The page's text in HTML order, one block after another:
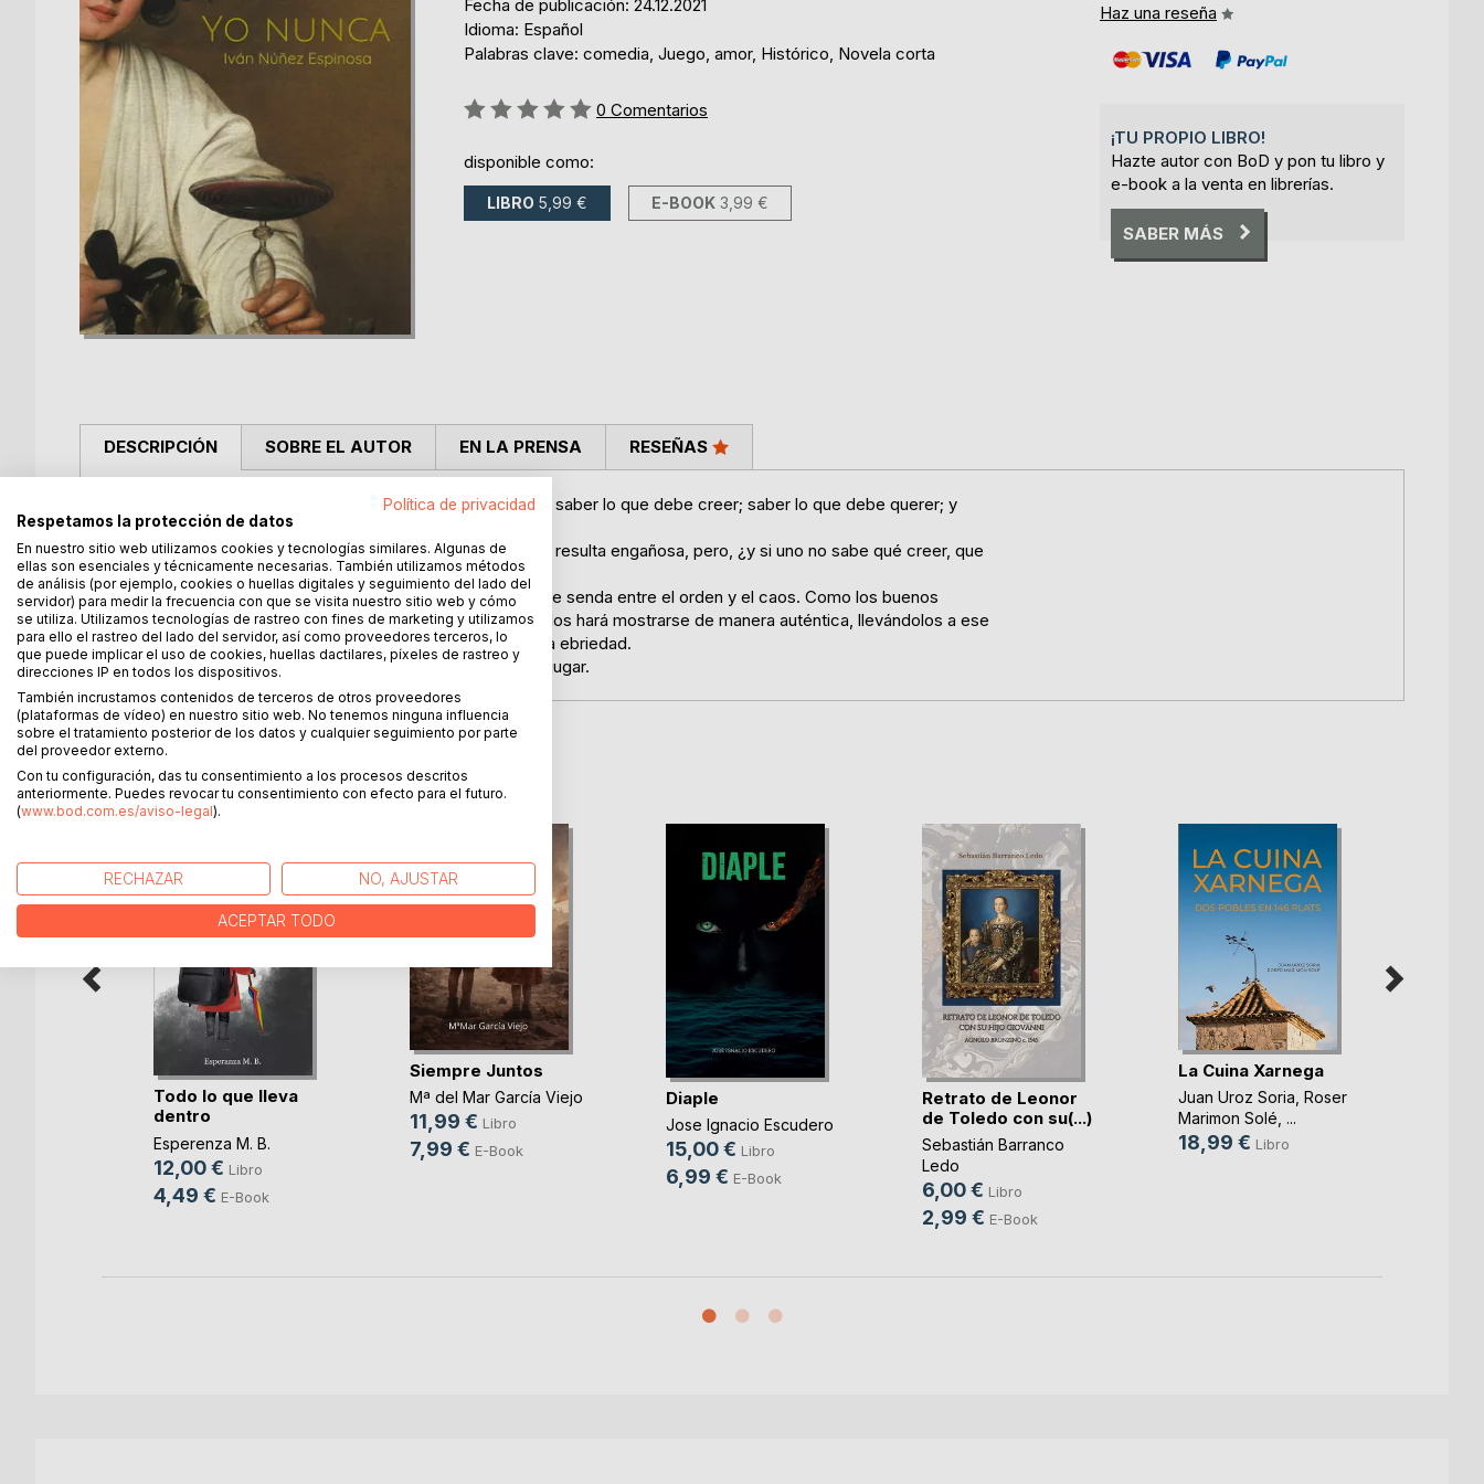
Fecha de publicación: 24.12.2021
Idioma: Español
Palabras clave: comedia, Juego, amor, Histórico, Novela corta
Rating:
0 Comentarios
disponible como:
LIBRO 5,99 € E-BOOK 3,99 €
Haz una reseña
¡TU PROPIO LIBRO!
Hazte autor con BoD y pon tu libro y
e-book a la venta en librerías.
SABER MÁS
DESCRIPCIÓN
«Tres cosas son necesarias para la salvación del hombre: saber lo que debe creer; saber lo que debe querer; y
saber lo que debe hacer».
La sentencia de santo Tomás es clara, pero no simple; no resulta engañosa, pero, ¿y si uno no sabe qué creer, que
querer o qué hacer?
Entre el día y la noche se mueve este cuento, en la sublime senda entre el orden y el caos. Como los buenos
juegos, el 'Yo Nunca' quitará el velo a sus participantes y los hará mostrarse de manera auténtica, llevándolos a ese
estado donde no se sabe si la redención será superior a la ebriedad.
Ya se sabe: jugar sin entusiasmo, jugar sin apostar, no es jugar.
SOBRE EL AUTOR EN LA PRENSA RESEÑAS
MÁS TÍTULOS DEBoD
Todo lo que lleva
dentro
Esperenza M. B.
12,00 € Libro
4,49 € E-Book
Siempre Juntos
Mª del Mar García Viejo
11,99 € Libro
7,99 € E-Book
Diaple
Jose Ignacio Escudero
15,00 € Libro
6,99 € E-Book
Retrato de Leonor
de Toledo con su(...)
Sebastián Barranco
Ledo
6,00 € Libro
2,99 € E-Book
La Cuina Xarnega
Juan Uroz Soria Roser
Marimon Solé , ...
18,99 € Libro
Política de privacidad
Respetamos la protección de datos
En nuestro sitio web utilizamos cookies y tecnologías similares. Algunas de
ellas son esenciales y técnicamente necesarias. También utilizamos métodos
de análisis (por ejemplo, cookies o huellas digitales y seguimiento del lado del
servidor) para medir la frecuencia con que se visita nuestro sitio web y cómo
se utiliza. Utilizamos tecnologías de rastreo con fines de marketing y utilizamos
para ello el rastreo del lado del servidor, así como proveedores terceros, lo
que puede implicar el uso de cookies, huellas dactilares, píxeles de rastreo y
direcciones IP en todos los dispositivos.
También incrustamos contenidos de terceros de otros proveedores
(plataformas de vídeo) en nuestro sitio web. No tenemos ninguna influencia
sobre el tratamiento posterior de los datos y cualquier seguimiento por parte
del proveedor externo.
Con tu configuración, das tu consentimiento a los procesos descritos
anteriormente. Puedes revocar tu consentimiento con efecto para el futuro.
(www.bod.com.es/aviso-legal).
RECHAZAR NO, AJUSTAR
ACEPTAR TODO